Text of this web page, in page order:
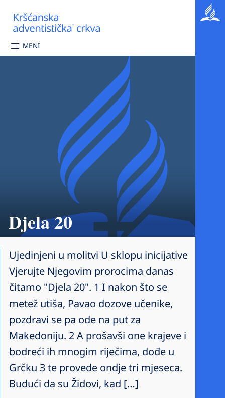
MENI
Djela 20
Ujedinjeni u molitvi U sklopu inicijative
Vjerujte Njegovim prorocima danas
čitamo "Djela 20". 1 I nakon što se
metež utiša, Pavao dozove učenike,
pozdravi se pa ode na put za
Makedoniju. 2 A prošavši one krajeve i
bodreći ih mnogim riječima, dođe u
Grčku 3 te provede ondje tri mjeseca.
Budući da su Židovi, kad […]